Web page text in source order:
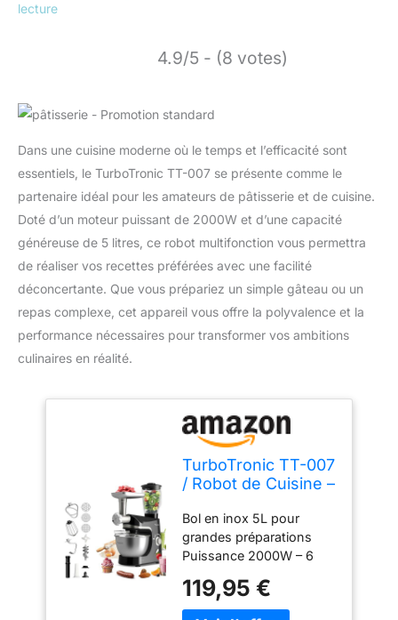
lecture
4.9/5 - (8 votes)
Dans une cuisine moderne où le temps et l’efficacité sont
essentiels, le TurboTronic TT-007 se présente comme le
partenaire idéal pour les amateurs de pâtisserie et de cuisine.
Doté d’un moteur puissant de 2000W et d’une capacité
généreuse de 5 litres, ce robot multifonction vous permettra
de réaliser vos recettes préférées avec une facilité
déconcertante. Que vous prépariez un simple gâteau ou un
repas complexe, cet appareil vous offre la polyvalence et la
performance nécessaires pour transformer vos ambitions
culinaires en réalité.
TurboTronic TT-007
/ Robot de Cuisine –
Robot Pâtissier –
Mixeur
Multifonction – 5
Litres – 2000W –
Noir
Bol en inox 5L pour
grandes préparations
Puissance 2000W – 6
Fouet, crochet et batteur
en Y inclus Mouvement
119,95 €